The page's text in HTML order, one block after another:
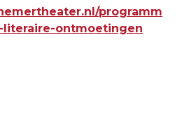
programm
literaire-ontmoetingen